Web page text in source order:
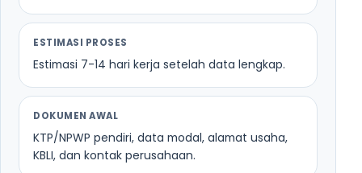
ESTIMASI PROSES
Estimasi 7-14 hari kerja setelah data lengkap.
DOKUMEN AWAL
KTP/NPWP pendiri, data modal, alamat usaha,
KBLI, dan kontak perusahaan.